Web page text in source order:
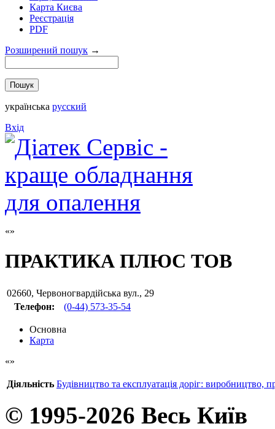
Карта Києва
Реєстрація
PDF
Розширений пошук →
українська русский
Вхід
ПРАКТИКА ПЛЮС ТОВ
02660, Червоногвардійська вул., 29
Телефон:
(0-44) 573-35-54
Основна
Карта
Діяльність Будівництво та експлуатація доріг: виробництво,
© 1995-2026 Весь Київ